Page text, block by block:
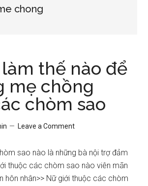
chong
thế nào để
mẹ chồng
chòm sao
Leave a Comment
sao nào là những bà nội trợ đảm
thuộc các chòm sao nào viên mãn
hôn nhân>> Nữ giới thuộc các chòm